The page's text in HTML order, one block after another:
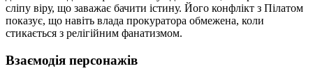
сліпу віру, що заважає бачити істину. Його конфлікт з Пілатом
показує, що навіть влада прокуратора обмежена, коли
стикається з релігійним фанатизмом.
Взаємодія персонажів